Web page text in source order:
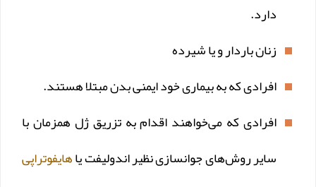
دارد.
زنان باردار و یا شیرده
افرادی که به بیماری خود ایمنی بدن مبتلا هستند.
افرادی که می‌خواهند اقدام به تزریق ژل همزمان با
سایر روش‌های جوانسازی نظیر اندولیفت یاهایفوتراپی